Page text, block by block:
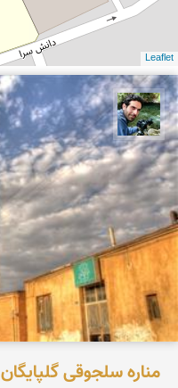
Leaflet
سید محمد حسین ماهری
مناره سلجوقی گلپایگان